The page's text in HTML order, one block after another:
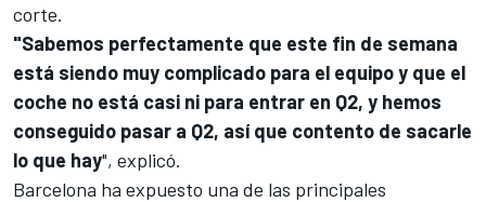
corte.
"Sabemos perfectamente que este fin de semana
está siendo muy complicado para el equipo y que el
coche no está casi ni para entrar en Q2, y hemos
conseguido pasar a Q2, así que contento de sacarle
lo que hay", explicó.
Barcelona ha expuesto una de las principales